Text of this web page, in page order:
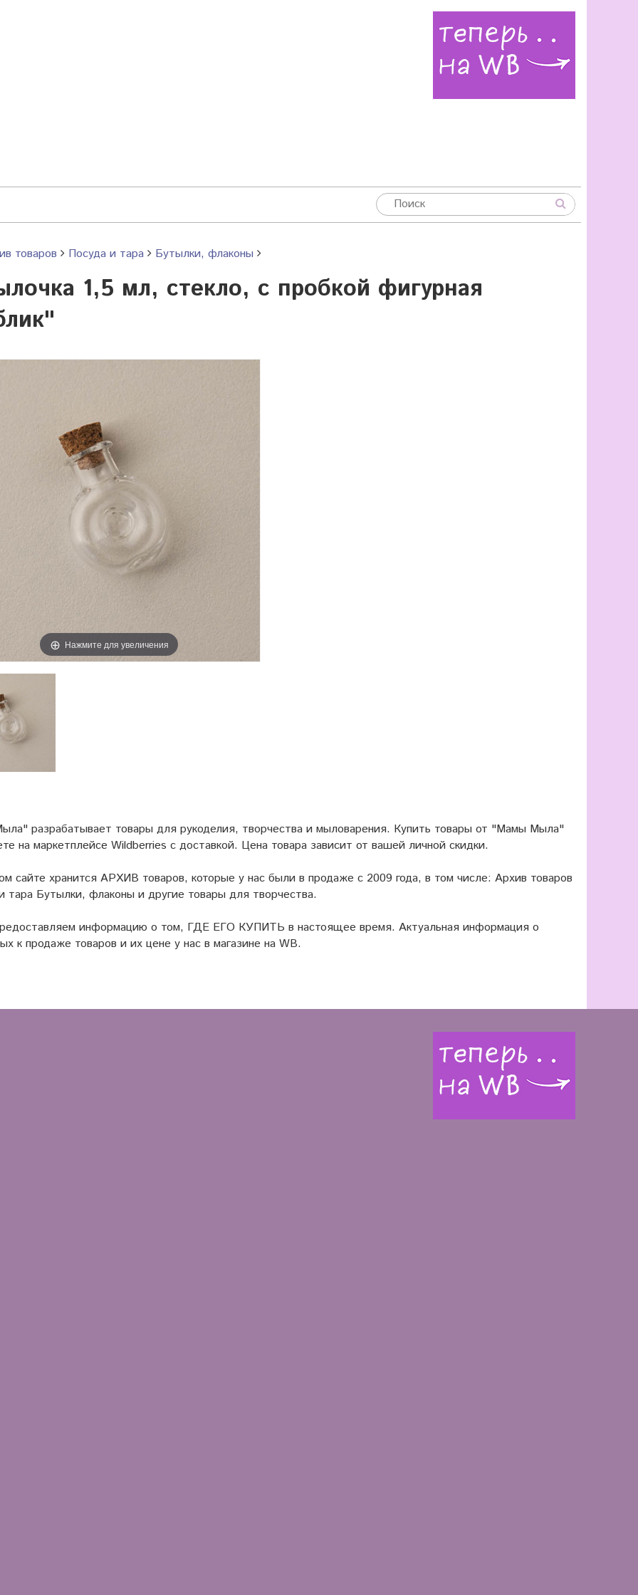
товаров Посуда и тара Бутылки, флаконы
1,5 мл, стекло, с пробкой фигурная
Нажмите для увеличения
разрабатывает товары для рукоделия, творчества и мыловарения. Купить товары от "Мамы Мыла"
на маркетплейсе Wildberries с доставкой. Цена товара зависит от вашей личной скидки.
сайте хранится АРХИВ товаров, которые у нас были в продаже с 2009 года, в том числе: Архив товаров
тара Бутылки, флаконы и другие товары для творчества.
информацию о том, ГДЕ ЕГО КУПИТЬ в настоящее время. Актуальная информация о
к продаже товаров и их цене у нас в магазине на WB.